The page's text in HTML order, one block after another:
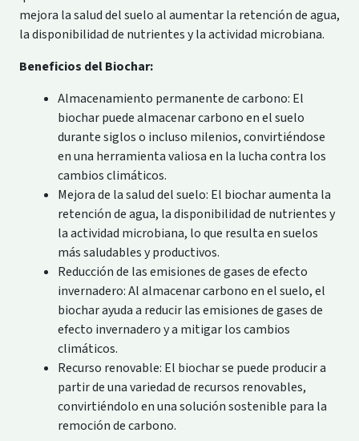
mejora la salud del suelo al aumentar la retención de agua,
la disponibilidad de nutrientes y la actividad microbiana.
Beneficios del Biochar:
Almacenamiento permanente de carbono: El
biochar puede almacenar carbono en el suelo
durante siglos o incluso milenios, convirtiéndose
en una herramienta valiosa en la lucha contra los
cambios climáticos.
Mejora de la salud del suelo: El biochar aumenta la
retención de agua, la disponibilidad de nutrientes y
la actividad microbiana, lo que resulta en suelos
más saludables y productivos.
Reducción de las emisiones de gases de efecto
invernadero: Al almacenar carbono en el suelo, el
biochar ayuda a reducir las emisiones de gases de
efecto invernadero y a mitigar los cambios
climáticos.
Recurso renovable: El biochar se puede producir a
partir de una variedad de recursos renovables,
convirtiéndolo en una solución sostenible para la
remoción de carbono.